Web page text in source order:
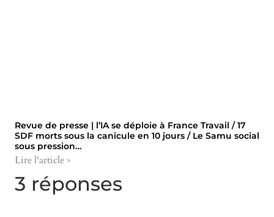
Revue de presse | l’IA se déploie à France Travail / 17
SDF morts sous la canicule en 10 jours / Le Samu social
sous pression…
Lire l'article »
3 réponses